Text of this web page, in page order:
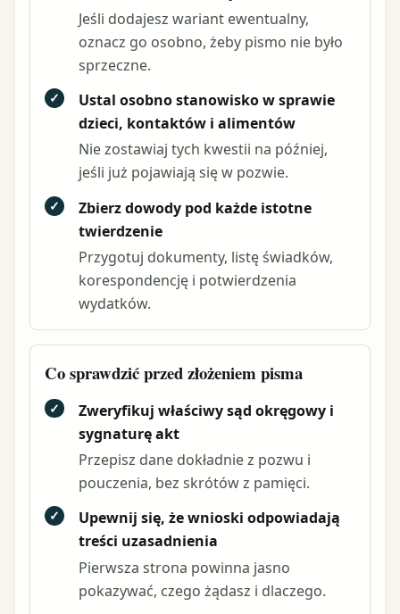
Jeśli dodajesz wariant ewentualny,
oznacz go osobno, żeby pismo nie było
sprzeczne.
✓
Ustal osobno stanowisko w sprawie
dzieci, kontaktów i alimentów
Nie zostawiaj tych kwestii na później,
jeśli już pojawiają się w pozwie.
✓
Zbierz dowody pod każde istotne
twierdzenie
Przygotuj dokumenty, listę świadków,
korespondencję i potwierdzenia
wydatków.
Co sprawdzić przed złożeniem pisma
✓
Zweryfikuj właściwy sąd okręgowy i
sygnaturę akt
Przepisz dane dokładnie z pozwu i
pouczenia, bez skrótów z pamięci.
✓
Upewnij się, że wnioski odpowiadają
treści uzasadnienia
Pierwsza strona powinna jasno
pokazywać, czego żądasz i dlaczego.